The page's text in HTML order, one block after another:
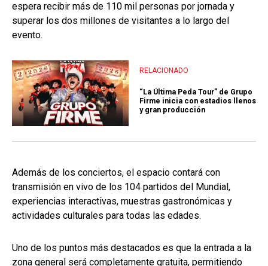
espera recibir más de 110 mil personas por jornada y
superar los dos millones de visitantes a lo largo del
evento.
RELACIONADO
“La Última Peda Tour” de Grupo
Firme inicia con estadios llenos
y gran producción
Además de los conciertos, el espacio contará con
transmisión en vivo de los 104 partidos del Mundial,
experiencias interactivas, muestras gastronómicas y
actividades culturales para todas las edades.
Uno de los puntos más destacados es que la entrada a la
zona general será completamente gratuita, permitiendo